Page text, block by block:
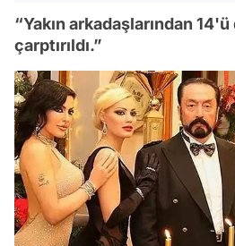
“Yakın arkadaşlarından
çarptırıldı.”